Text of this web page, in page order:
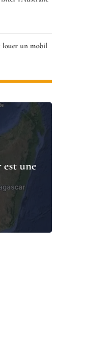
louer un mobil
est une